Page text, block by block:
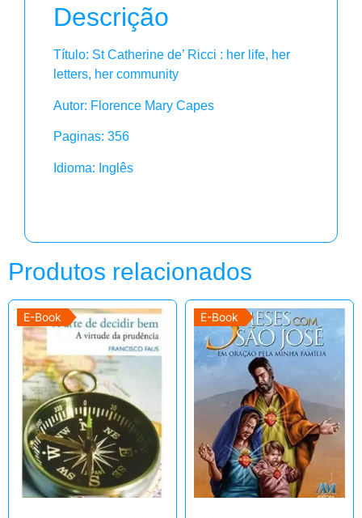
Descrição
Título: St Catherine de’ Ricci : her life, her
letters, her community
Autor: Florence Mary Capes
Paginas: 356
Idioma: Inglês
Produtos relacionados
E-Book E-Book